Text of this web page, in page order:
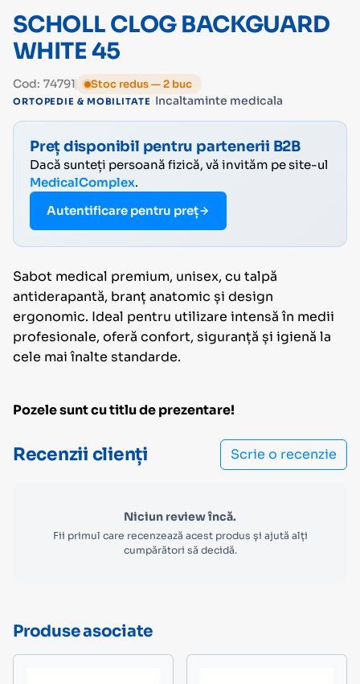
SCHOLL CLOG BACKGUARD
WHITE 45
Cod: 74791 Stoc redus — 2 buc
ORTOPEDIE & MOBILITATE Incaltaminte medicala
Preț disponibil pentru partenerii B2B
Dacă sunteți persoană fizică, vă invităm pe site-ul
MedicalComplex.
Autentificare pentru preț
Sabot medical premium, unisex, cu talpă
antiderapantă, branț anatomic și design
ergonomic. Ideal pentru utilizare intensă în medii
profesionale, oferă confort, siguranță și igienă la
cele mai înalte standarde.
Pozele sunt cu titlu de prezentare!
Recenzii clienți Scrie o recenzie
Niciun review încă.
Fii primul care recenzează acest produs și ajută alți
cumpărători să decidă.
Produse asociate